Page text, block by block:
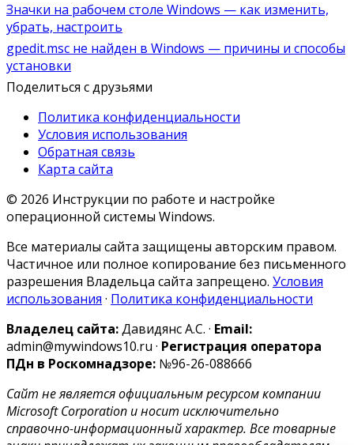
Значки на рабочем столе Windows — как изменить,
убрать, настроить
gpedit.msc не найден в Windows — причины и способы
установки
Поделиться с друзьями
Политика конфиденциальности
Условия использования
Обратная связь
Карта сайта
© 2026 Инструкции по работе и настройке
операционной системы Windows.
Все материалы сайта защищены авторским правом.
Частичное или полное копирование без письменного
разрешения Владельца сайта запрещено. Условия
использования · Политика конфиденциальности
Владелец сайта:Давидянс А.С. · Email:
admin@mywindows10.ru · Регистрация оператора
ПДн в Роскомнадзоре: №96-26-088666
Сайт не является официальным ресурсом компании
Microsoft Corporation и носит исключительно
справочно-информационный характер. Все товарные